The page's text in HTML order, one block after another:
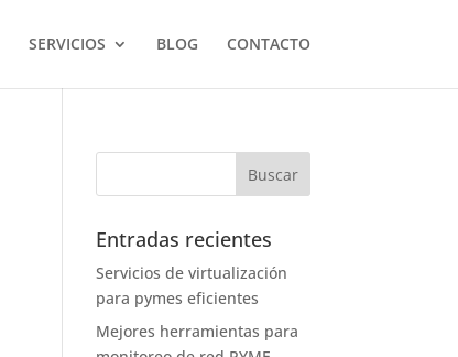
SERVICIOS BLOG CONTACTO
Entradas recientes
Servicios de virtualización
para pymes eficientes
Mejores herramientas para